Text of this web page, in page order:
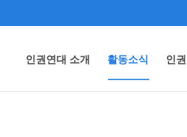
인권연대 소개 활동소식 인